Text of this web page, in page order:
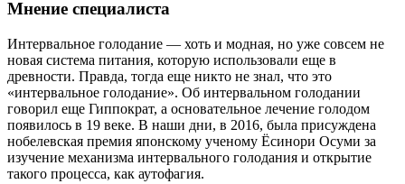
Мнение специалиста
Интервальное голодание — хоть и модная, но уже совсем не
новая система питания, которую использовали еще в
древности. Правда, тогда еще никто не знал, что это
«интервальное голодание». Об интервальном голодании
говорил еще Гиппократ, а основательное лечение голодом
появилось в 19 веке. В наши дни, в 2016, была присуждена
нобелевская премия японскому ученому Ёсинори Осуми за
изучение механизма интервального голодания и открытие
такого процесса, как аутофагия.